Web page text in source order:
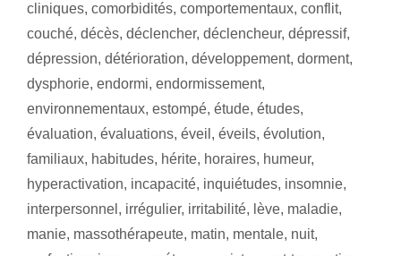
cliniques, comorbidités, comportementaux, conflit,
couché, décès, déclencher, déclencheur, dépressif,
dépression, détérioration, développement, dorment,
dysphorie, endormi, endormissement,
environnementaux, estompé, étude, études,
évaluation, évaluations, éveil , éveils, évolution,
familiaux, habitudes, hérite, horaires, humeur,
hyperactivation, incapacité, inquiétudes, insomnie,
interpersonnel , irrégulier, irritabilité, lève, maladie,
manie, massothérapeute, matin, mentale, nuit,